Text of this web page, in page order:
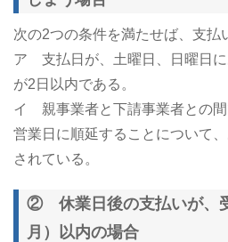
次の2つの条件を満たせば、支払
ア 支払日が、土曜日、日曜日に
が2日以内である。
イ 親事業者と下請事業者との
営業日に順延することについて
されている。
② 休業日後の支払いが、
月）以内の場合